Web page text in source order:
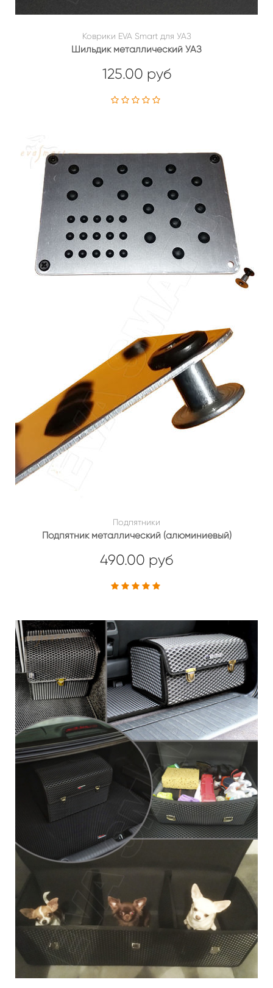
Коврики EVA Smart для УАЗ
Шильдик металлический УАЗ
125.00 руб
Подпятники
Подпятник металлический (алюминиевый)
490.00 руб